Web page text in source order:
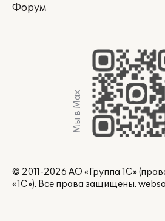
Форум
Мы в Max
© 2011-2026 АО «Группа 1С»
«1С»). Все права защищены.